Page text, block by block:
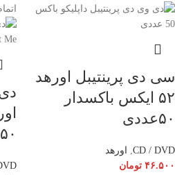
سی دی پرینتیبل اورهد
۵۲ ایکس باکسدار
۵۰عددی
CD / DVD
,
اورهد
۴۶.۵۰۰ تومان
۵۰ عددی